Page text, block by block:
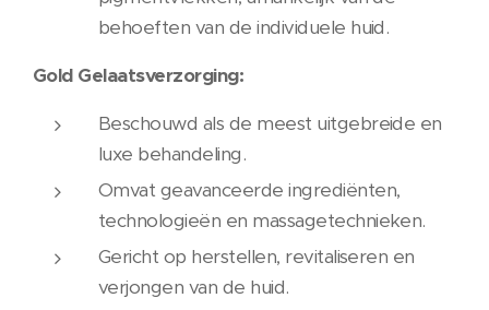
behoeften van de individuele huid.
Gold Gelaatsverzorging:
Beschouwd als de meest uitgebreide en
luxe behandeling.
Omvat geavanceerde ingrediënten,
technologieën en massagetechnieken.
Gericht op herstellen, revitaliseren en
verjongen van de huid.